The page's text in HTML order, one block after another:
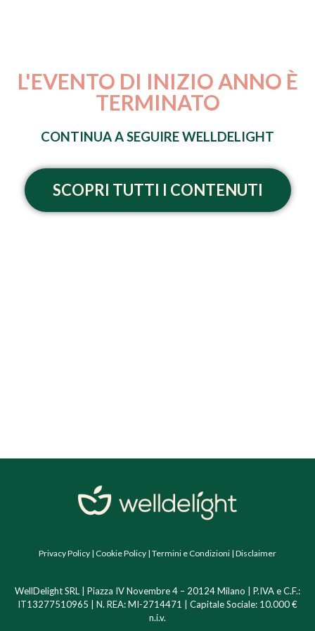
L'EVENTO DI INIZIO ANNO È
TERMINATO
CONTINUA A SEGUIRE WELLDELIGHT
SCOPRI TUTTI I CONTENUTI
Privacy Policy | Cookie Policy | Termini e Condizioni | Disclaimer
WellDelight SRL | Piazza IV Novembre 4 – 20124 Milano | P.IVA e C.F.:
IT13277510965 | N. REA: MI-2714471 | Capitale Sociale: 10.000 €
n.i.v.